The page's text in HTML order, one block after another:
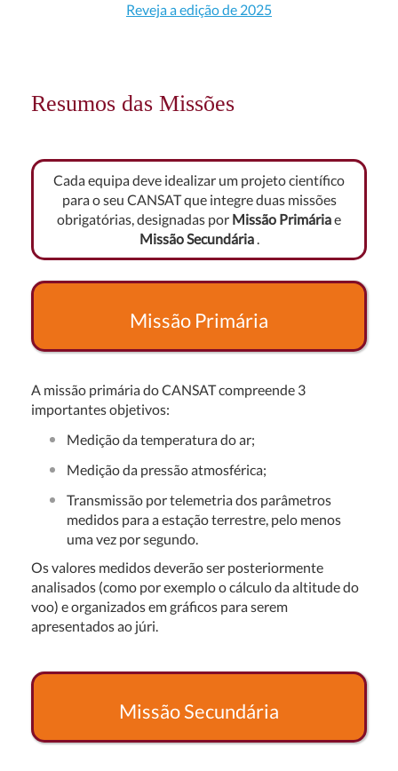
Reveja a edição de 2025
Resumos das Missões
Cada equipa deve idealizar um projeto científico
para o seu CANSAT que integre duas missões
obrigatórias, designadas por Missão Primáriae
Missão Secundária .
Missão Primária
A missão primária do CANSAT compreende 3
importantes objetivos:
Medição da temperatura do ar;
Medição da pressão atmosférica;
Transmissão por telemetria dos parâmetros
medidos para a estação terrestre, pelo menos
uma vez por segundo.
Os valores medidos deverão ser posteriormente
analisados (como por exemplo o cálculo da altitude do
voo) e organizados em gráficos para serem
apresentados ao júri.
Missão Secundária